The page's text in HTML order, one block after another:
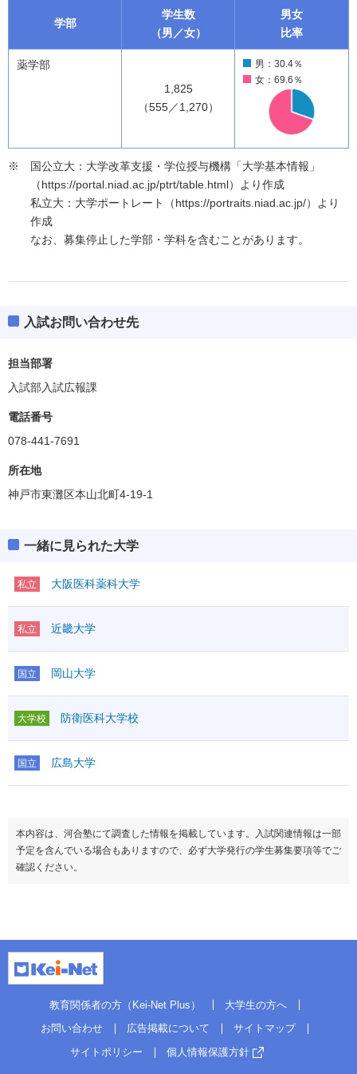
学部
学生数
（男／女）
男女
比率
薬学部
1,825
（555／1,270）
男：30.4％
女：69.6％
国公立大：大学改革支援・学位授与機構「大学基本情報」
（https://portal.niad.ac.jp/ptrt/table.html）より作成
私立大：大学ポートレート（https://portraits.niad.ac.jp/）より
作成
なお、募集停止した学部・学科を含むことがあります。
入試お問い合わせ先
担当部署
入試部入試広報課
電話番号
078-441-7691
所在地
神戸市東灘区本山北町4-19-1
一緒に見られた大学
私立 大阪医科薬科大学
私立 近畿大学
国立 岡山大学
大学校 防衛医科大学校
国立 広島大学
本内容は、河合塾にて調査した情報を掲載しています。入試関連情報は一部
予定を含んでいる場合もありますので、必ず大学発行の学生募集要項等でご
確認ください。
教育関係者の方（Kei-Net Plus）
大学生の方へ
お問い合わせ
広告掲載について
サイトマップ
サイトポリシー
個人情報保護方針